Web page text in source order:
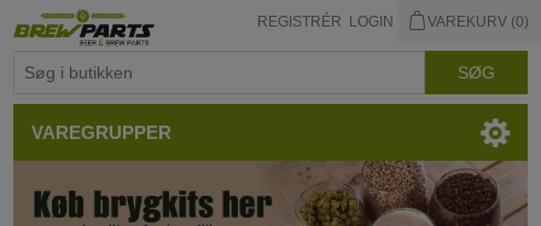
REGISTRÉR LOGIN VAREKURV (0)
VAREGRUPPER